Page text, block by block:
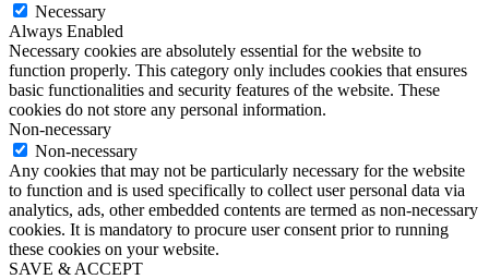
Necessary
Always Enabled
Necessary cookies are absolutely essential for the website to
function properly. This category only includes cookies that ensures
basic functionalities and security features of the website. These
cookies do not store any personal information.
Non-necessary
Non-necessary
Any cookies that may not be particularly necessary for the website
to function and is used specifically to collect user personal data via
analytics, ads, other embedded contents are termed as non-necessary
cookies. It is mandatory to procure user consent prior to running
these cookies on your website.
SAVE & ACCEPT